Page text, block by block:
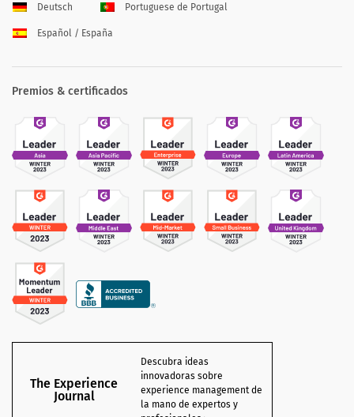
Deutsch Portuguese de Portugal
Español / España
Premios & certificados
The Experience
Journal
Descubra ideas
innovadoras sobre
experience management de
la mano de expertos y